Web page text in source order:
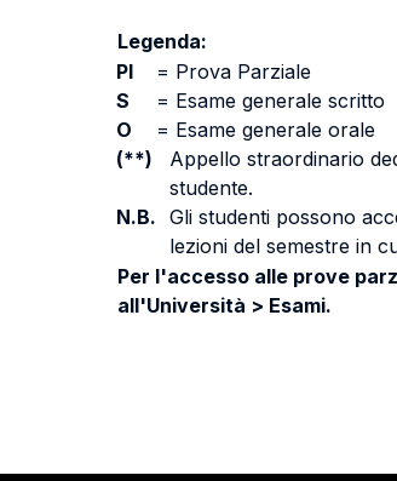
Legenda:
PI
= Prova Parziale
S
= Esame generale scritto
O
= Esame generale orale
(**)
Appello straordinario
studente.
N.B. Gli studenti possono
lezioni del semestre in
Per l'accesso alle prove
all'Università > Esami.